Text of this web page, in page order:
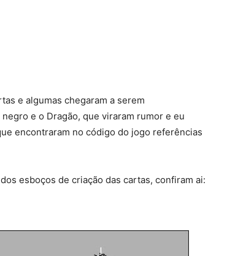
e algumas chegaram a serem
e o Dragão, que viraram rumor e eu
encontraram no código do jogo referências
esboços de criação das cartas, confiram ai: